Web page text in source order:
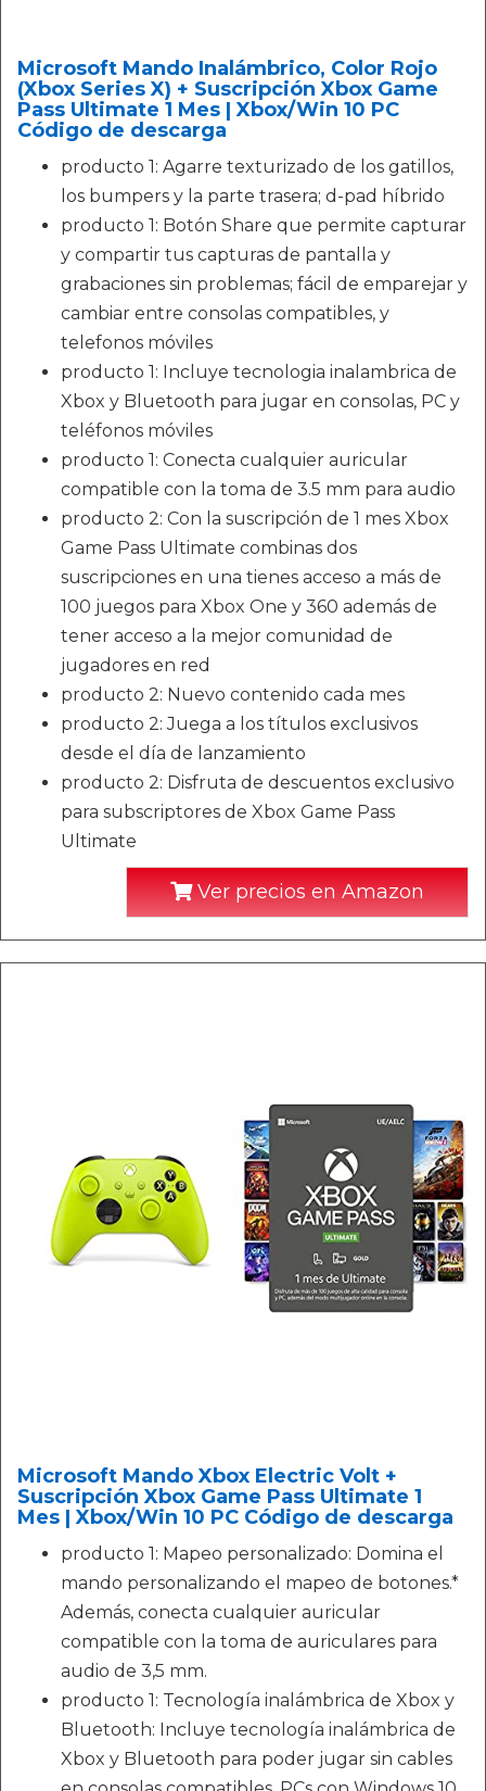
Microsoft Mando Inalámbrico, Color Rojo
(Xbox Series X) + Suscripción Xbox Game
Pass Ultimate 1 Mes | Xbox/Win 10 PC
Código de descarga
producto 1: Agarre texturizado de los gatillos,
los bumpers y la parte trasera; d-pad híbrido
producto 1: Botón Share que permite capturar
y compartir tus capturas de pantalla y
grabaciones sin problemas; fácil de emparejar y
cambiar entre consolas compatibles, y
telefonos móviles
producto 1: Incluye tecnologia inalambrica de
Xbox y Bluetooth para jugar en consolas, PC y
teléfonos móviles
producto 1: Conecta cualquier auricular
compatible con la toma de 3.5 mm para audio
producto 2: Con la suscripción de 1 mes Xbox
Game Pass Ultimate combinas dos
suscripciones en una tienes acceso a más de
100 juegos para Xbox One y 360 además de
tener acceso a la mejor comunidad de
jugadores en red
producto 2: Nuevo contenido cada mes
producto 2: Juega a los títulos exclusivos
desde el día de lanzamiento
producto 2: Disfruta de descuentos exclusivo
para subscriptores de Xbox Game Pass
Ultimate
Ver precios en Amazon
Microsoft Mando Xbox Electric Volt +
Suscripción Xbox Game Pass Ultimate 1
Mes | Xbox/Win 10 PC Código de descarga
producto 1: Mapeo personalizado: Domina el
mando personalizando el mapeo de botones.*
Además, conecta cualquier auricular
compatible con la toma de auriculares para
audio de 3,5 mm.
producto 1: Tecnología inalámbrica de Xbox y
Bluetooth: Incluye tecnología inalámbrica de
Xbox y Bluetooth para poder jugar sin cables